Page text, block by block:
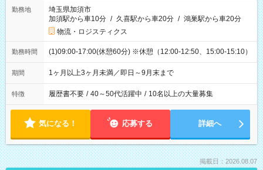
勤務地
埼玉県加須市
加須駅から車10分 / 久喜駅から車20分 / 鴻巣駅から車20分
物流・ロジスティクス
勤務時間 (1)09:00-17:00(休憩60分) ※休憩（12:00-12:50、15:00-15:10）
期間 1ヶ月以上3ヶ月未満／即日～9月末まで
特徴 履歴書不要 / 40～50代活躍中 / 10名以上の大量募集
気になる！ 応募する 詳細へ
掲載日：2026.08.07